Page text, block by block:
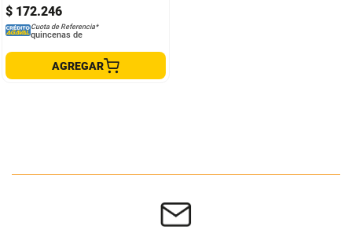
$ 172.246
Cuota de Referencia*
quincenas de
AGREGAR